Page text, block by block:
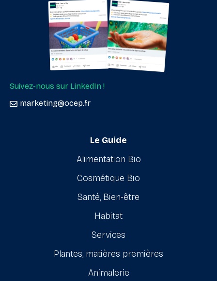
Suivez-nous sur LinkedIn !
marketing@ocep.fr
Le Guide
Alimentation Bio
Cosmétique Bio
Santé, Bien-être
Habitat
Services
Plantes, matières premières
Animalerie